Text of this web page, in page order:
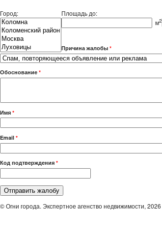
Город:
Площадь до:
м2
Причина жалобы *
Обоснование *
Имя *
Email *
Код подтверждения *
© Огни города. Экспертное агенство недвижимости, 2026